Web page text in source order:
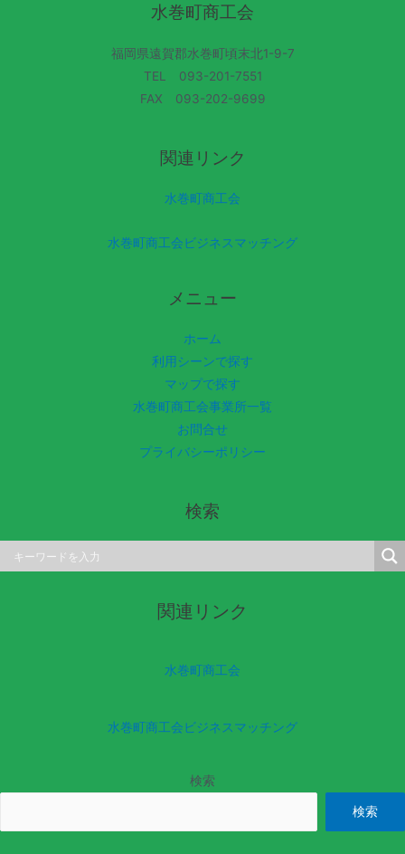
水巻町商工会
福岡県遠賀郡水巻町頃末北1-9-7
TEL 093-201-7551
FAX 093-202-9699
関連リンク
水巻町商工会
水巻町商工会ビジネスマッチング
メニュー
ホーム
利用シーンで探す
マップで探す
水巻町商工会事業所一覧
お問合せ
プライバシーポリシー
検索
関連リンク
水巻町商工会
水巻町商工会ビジネスマッチング
検索
検索